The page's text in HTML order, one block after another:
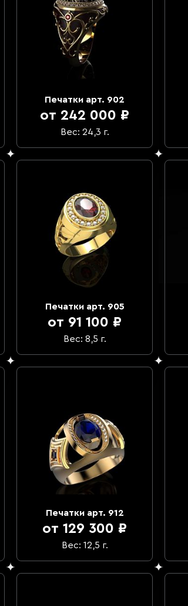
Печатки арт. 902
от 242 000 ₽
Вес: 24,3 г.
Печатки арт. 905
от 91 100 ₽
Вес: 8,5 г.
Печатки арт. 912
от 129 300 ₽
Вес: 12,5 г.